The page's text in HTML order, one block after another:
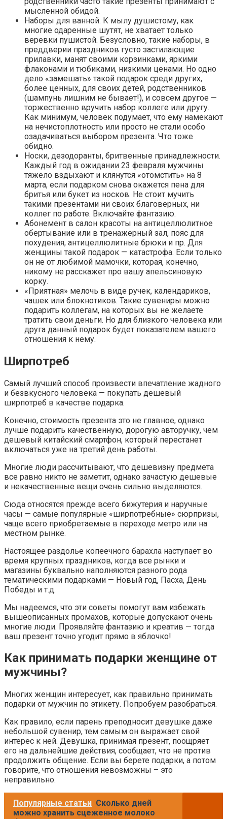
мысленной обидой.
Наборы для ванной. К мылу душистому, как
многие одаренные шутят, не хватает только
веревки пушистой. Безусловно, такие наборы, в
преддверии праздников густо застилающие
прилавки, манят своими корзинками, яркими
флаконами и тюбиками, низкими ценами. Но одно
дело «замешать» такой подарок среди других,
более ценных, для своих детей, родственников
(шампунь лишним не бывает!), и совсем другое —
торжественно вручить набор коллеге или другу.
Как минимум, человек подумает, что ему намекают
на нечистоплотность или просто не стали особо
озадачиваться выбором презента. Что тоже
обидно.
Носки, дезодоранты, бритвенные принадлежности.
Каждый год в ожидании 23 февраля мужчины
тяжело вздыхают и клянутся «отомстить» на 8
марта, если подарком снова окажется пена для
бритья или букет из носков. Не стоит мучить
такими презентами ни своих благоверных, ни
коллег по работе. Включайте фантазию.
Абонемент в салон красоты на антицеллюлитное
обертывание или в тренажерный зал, пояс для
похудения, антицеллюлитные брюки и пр. Для
женщины такой подарок — катастрофа. Если только
он не от любимой мамочки, которая, конечно,
никому не расскажет про вашу апельсиновую
корку.
«Приятная» мелочь в виде ручек, календариков,
чашек или блокнотиков. Такие сувениры можно
подарить коллегам, на которых вы не желаете
тратить свои деньги. Но для близкого человека или
друга данный подарок будет показателем вашего
отношения к нему.
Ширпотреб
Самый лучший способ произвести впечатление жадного
и безвкусного человека — покупать дешевый
ширпотреб в качестве подарка.
Конечно, стоимость презента это не главное, однако
лучше подарить качественную, дорогую авторучку, чем
дешевый китайский смартфон, который перестанет
включаться уже на третий день работы.
Многие люди рассчитывают, что дешевизну предмета
все равно никто не заметит, однако зачастую дешевые
и некачественные вещи очень сильно выделяются.
Сюда относятся прежде всего бижутерия и наручные
часы — самые популярные «ширпотребные» сюрпризы,
чаще всего приобретаемые в переходе метро или на
местном рынке.
Настоящее раздолье копеечного барахла наступает во
время крупных праздников, когда все рынки и
магазины буквально наполняются разного рода
тематическими подарками — Новый год, Пасха, День
Победы и т.д.
Мы надеемся, что эти советы помогут вам избежать
вышеописанных промахов, которые допускают очень
многие люди. Проявляйте фантазию и креатив — тогда
ваш презент точно угодит прямо в яблочко!
Как принимать подарки женщине от
мужчины?
Многих женщин интересует, как правильно принимать
подарки от мужчин по этикету. Попробуем разобраться.
Как правило, если парень преподносит девушке даже
небольшой сувенир, тем самым он выражает свой
интерес к ней. Девушка, принимая презент, поощряет
его на дальнейшие действия, сообщает, что не против
продолжить общение. Если вы берете подарки, а потом
говорите, что отношения невозможны – это
неправильно.
Популярные статьи Сколько дней
можно хранить сцеженное молоко